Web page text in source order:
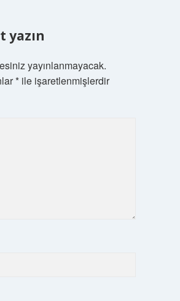
yazın
yayınlanmayacak.
*ile işaretlenmişlerdir